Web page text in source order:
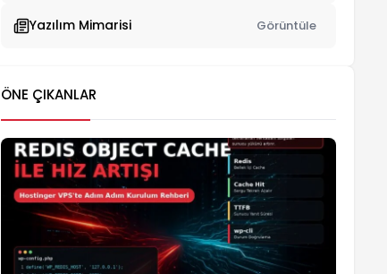
Yazılım Mimarisi Görüntüle
ÖNE ÇIKANLAR